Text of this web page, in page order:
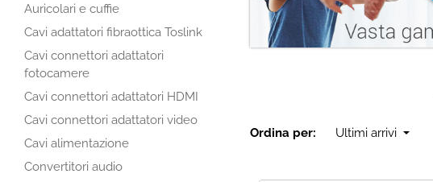
Auricolari e cuffie
Cavi adattatori fibraottica Toslink
Cavi connettori adattatori
fotocamere
Cavi connettori adattatori HDMI
Cavi connettori adattatori video
Cavi alimentazione
Convertitori audio
Ordina per: